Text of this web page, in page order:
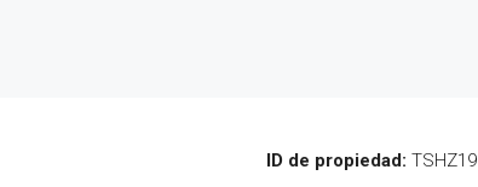
ID de propiedad: TSHZ19